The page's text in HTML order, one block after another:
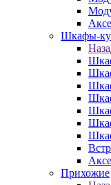
Шкафы-
Прихожие